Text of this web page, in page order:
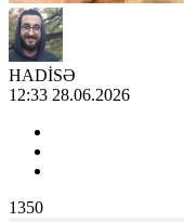
HADİSƏ
12:33 28.06.2026
1350